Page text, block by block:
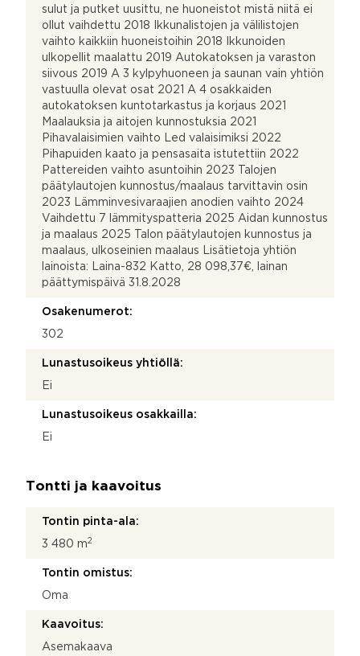
sulut ja putket uusittu, ne huoneistot mistä niitä ei
ollut vaihdettu 2018 Ikkunalistojen ja välilistojen
vaihto kaikkiin huoneistoihin 2018 Ikkunoiden
ulkopellit maalattu 2019 Autokatoksen ja varaston
siivous 2019 A 3 kylpyhuoneen ja saunan vain yhtiön
vastuulla olevat osat 2021 A 4 osakkaiden
autokatoksen kuntotarkastus ja korjaus 2021
Maalauksia ja aitojen kunnostuksia 2021
Pihavalaisimien vaihto Led valaisimiksi 2022
Pihapuiden kaato ja pensasaita istutettiin 2022
Pattereiden vaihto asuntoihin 2023 Talojen
päätylautojen kunnostus/maalaus tarvittavin osin
2023 Lämminvesivaraajien anodien vaihto 2024
Vaihdettu 7 lämmityspatteria 2025 Aidan kunnostus
ja maalaus 2025 Talon päätylautojen kunnostus ja
maalaus, ulkoseinien maalaus Lisätietoja yhtiön
lainoista: Laina-832 Katto, 28 098,37€, lainan
päättymispäivä 31.8.2028
Osakenumerot:
302
Lunastusoikeus yhtiöllä:
Ei
Lunastusoikeus osakkailla:
Ei
Tontti ja kaavoitus
Tontin pinta-ala:
3 480 m2
Tontin omistus:
Oma
Kaavoitus:
Asemakaava